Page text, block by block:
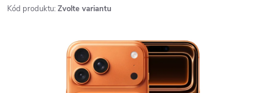
Kód produktu: Zvolte variantu